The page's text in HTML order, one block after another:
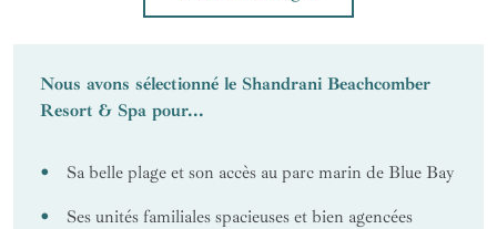
Nous avons sélectionné le Shandrani Beachcomber
Resort & Spa pour...
Sa belle plage et son accès au parc marin de Blue Bay
Ses unités familiales spacieuses et bien agencées